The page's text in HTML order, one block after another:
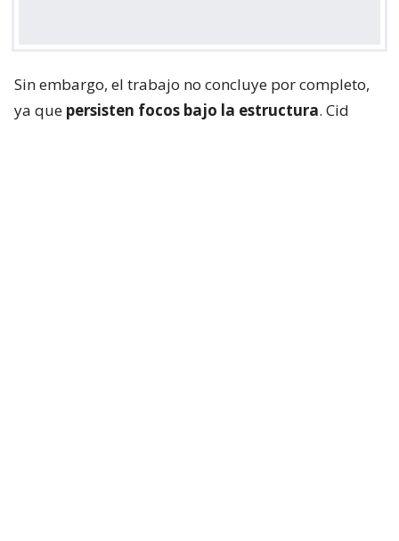
Sin embargo, el trabajo no concluye por completo,
ya que persisten focos bajo la estructura. Cid